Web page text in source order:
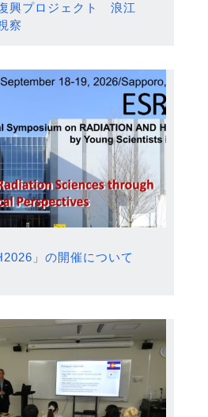
興プロジェクト 浪江
察
」の開催について